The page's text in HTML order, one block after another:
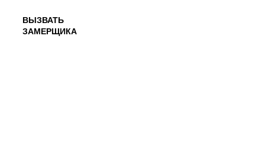
ВЫЗВАТЬ
ЗАМЕРЩИКА